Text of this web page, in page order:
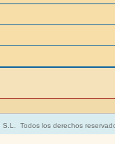
Todos los derechos